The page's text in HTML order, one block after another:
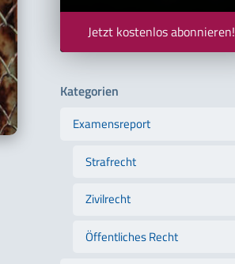
Jetzt kostenlos abonnieren!
Kategorien
Examensreport
Strafrecht
Zivilrecht
Öffentliches Recht